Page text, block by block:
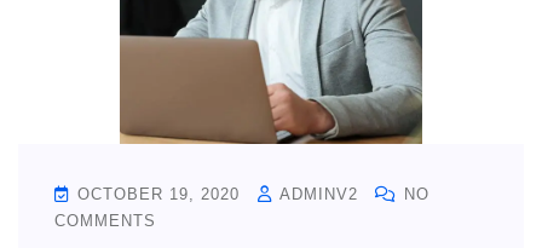
OCTOBER 19, 2020 ADMINV2
NO
COMMENTS